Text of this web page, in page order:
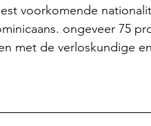
voorkomende
ongeveer 75
met de verloskundige